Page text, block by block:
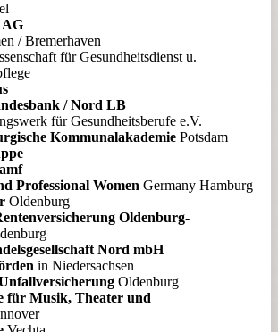
AG
/ Bremerhaven
für Gesundheitsdienst u.
/ Nord LB
für Gesundheitsberufe e.V.
Kommunalakademie Potsdam
Professional Women Germany Hamburg
Oldenburg
Oldenburg-
Nord mbH
in Niedersachsen
Oldenburg
für Musik, Theater und